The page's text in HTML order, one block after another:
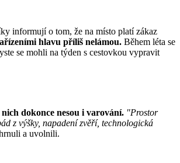
informují o tom, že na místo platí zákaz
hlavu příliš nelámou. Během léta se
se mohli na týden s cestovkou vypravit
dokonce nesou i varování. "Prostor
z výšky, napadení zvěří, technologická
a uvolnili.